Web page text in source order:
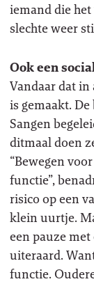
iemand die
slechte weer
Ook een
Vandaar dat
is gemaakt.
Sangen
ditmaal doen
“Bewegen
functie”,
risico op een
klein uurtje.
een pauze
uiteraard.
functie.